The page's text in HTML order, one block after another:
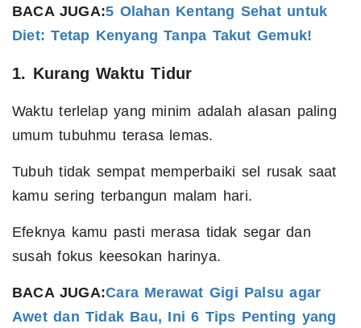
BACA JUGA:5 Olahan Kentang Sehat untuk
Diet: Tetap Kenyang Tanpa Takut Gemuk!
1. Kurang Waktu Tidur
Waktu terlelap yang minim adalah alasan paling
umum tubuhmu terasa lemas.
Tubuh tidak sempat memperbaiki sel rusak saat
kamu sering terbangun malam hari.
Efeknya kamu pasti merasa tidak segar dan
susah fokus keesokan harinya.
BACA JUGA:Cara Merawat Gigi Palsu agar
Awet dan Tidak Bau, Ini 6 Tips Penting yang